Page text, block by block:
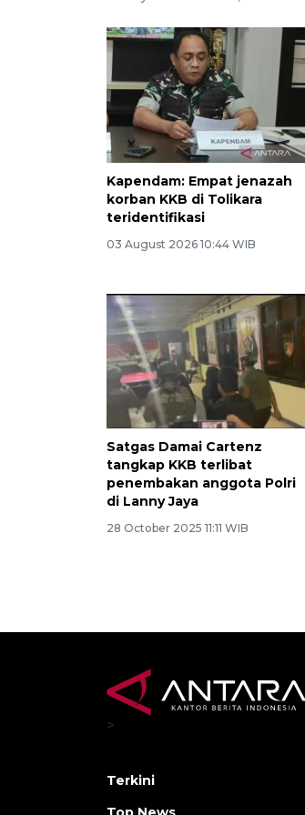
Kapendam: Empat jenazah
korban KKB di Tolikara
teridentifikasi
03 August 2026 10:44 WIB
Satgas Damai Cartenz
tangkap KKB terlibat
penembakan anggota Polri
di Lanny Jaya
28 October 2025 11:11 WIB
>
Terkini